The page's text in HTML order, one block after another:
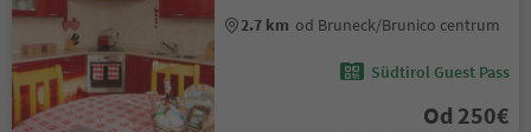
2.7 km od Bruneck/Brunico centrum
Südtirol Guest Pass
Od 250€